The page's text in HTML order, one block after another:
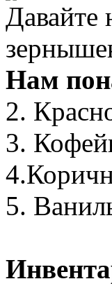
Давайте
Нам
2.
3.
5.